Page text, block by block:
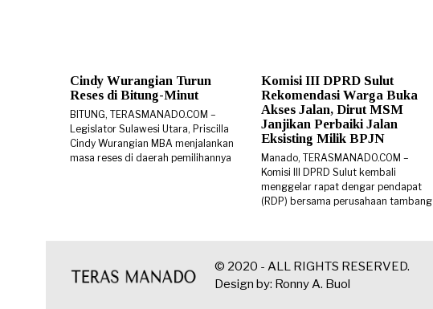
Cindy Wurangian Turun
Reses di Bitung-Minut
BITUNG, TERASMANADO.COM –
Legislator Sulawesi Utara, Priscilla
Cindy Wurangian MBA menjalankan
masa reses di daerah pemilihannya
Komisi III DPRD Sulut
Rekomendasi Warga Buka
Akses Jalan, Dirut MSM
Janjikan Perbaiki Jalan
Eksisting Milik BPJN
Manado, TERASMANADO.COM –
Komisi III DPRD Sulut kembali
menggelar rapat dengar pendapat
(RDP) bersama perusahaan tambang
© 2020 - ALL RIGHTS RESERVED.
Design by: Ronny A. Buol